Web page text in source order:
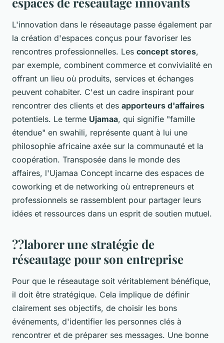
L'innovation dans le réseautage passe également par
la création d'espaces conçus pour favoriser les
rencontres professionnelles. Les concept stores,
par exemple, combinent commerce et convivialité en
offrant un lieu où produits, services et échanges
peuvent cohabiter. C'est un cadre inspirant pour
rencontrer des clients et des apporteurs d'affaires
potentiels. Le terme Ujamaa, qui signifie "famille
étendue" en swahili, représente quant à lui une
philosophie africaine axée sur la communauté et la
coopération. Transposée dans le monde des
affaires, l'Ujamaa Concept incarne des espaces de
coworking et de networking où entrepreneurs et
professionnels se rassemblent pour partager leurs
idées et ressources dans un esprit de soutien mutuel.
??laborer une stratégie de
réseautage pour son entreprise
Pour que le réseautage soit véritablement bénéfique,
il doit être stratégique. Cela implique de définir
clairement ses objectifs, de choisir les bons
événements, d'identifier les personnes clés à
rencontrer et de préparer ses messages. Une bonne